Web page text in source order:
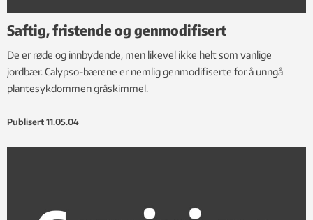
Saftig, fristende og genmodifisert
De er røde og innbydende, men likevel ikke helt som vanlige
jordbær. Calypso-bærene er nemlig genmodifiserte for å unngå
plantesykdommen gråskimmel.
Publisert 11.05.04